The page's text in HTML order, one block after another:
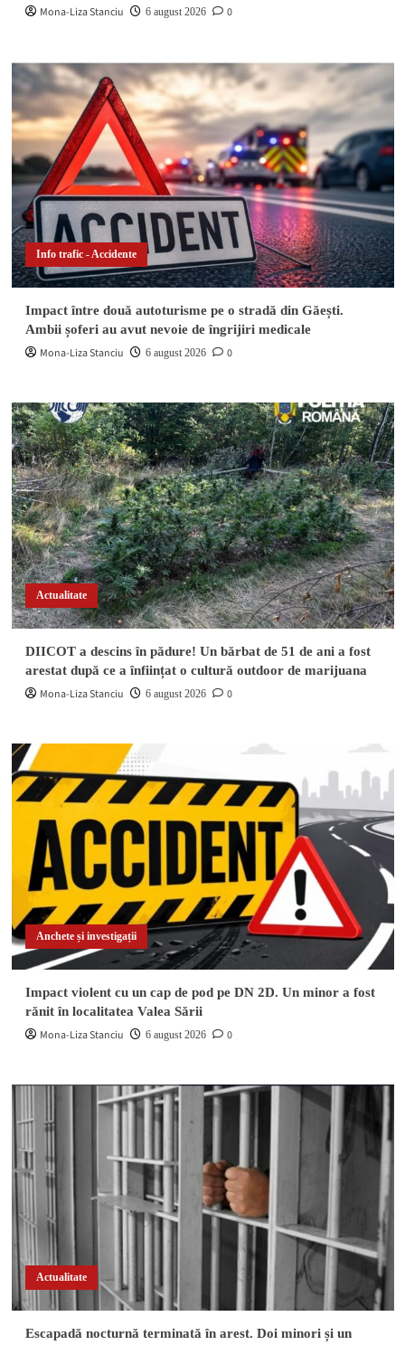
Mona-Liza Stanciu 6 august 2026 0
Info trafic - Accidente
Impact între două autoturisme pe o stradă din Găești.
Ambii șoferi au avut nevoie de îngrijiri medicale
Mona-Liza Stanciu 6 august 2026 0
Actualitate
DIICOT a descins în pădure! Un bărbat de 51 de ani a fost
arestat după ce a înființat o cultură outdoor de marijuana
Mona-Liza Stanciu 6 august 2026 0
Anchete și investigații
Impact violent cu un cap de pod pe DN 2D. Un minor a fost
rănit în localitatea Valea Sării
Mona-Liza Stanciu 6 august 2026 0
Actualitate
Escapadă nocturnă terminată în arest. Doi minori și un